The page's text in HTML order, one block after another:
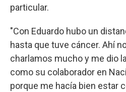
particular.
"Con Eduardo hubo un
hasta que tuve cáncer. Ahí
charlamos mucho y me dio
como su colaborador en
porque me hacía bien estar